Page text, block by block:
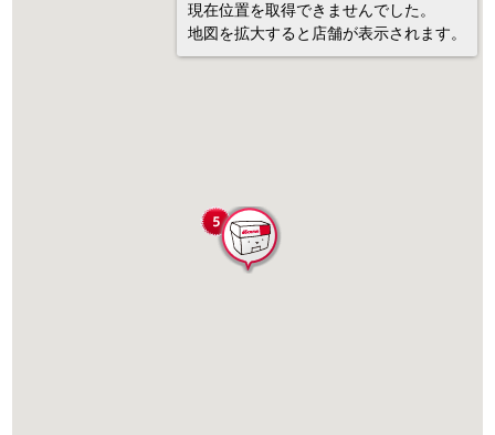
現在位置を取得できませんでした。
地図を拡大すると店舗が表示されます。